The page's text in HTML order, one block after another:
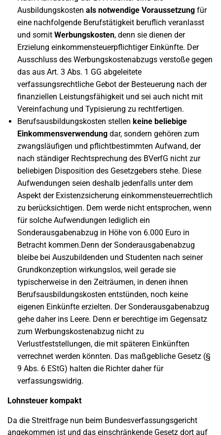
Ausbildungskosten als notwendige Voraussetzung für
eine nachfolgende Berufstätigkeit beruflich veranlasst
und somit Werbungskosten, denn sie dienen der
Erzielung einkommensteuerpflichtiger Einkünfte. Der
Ausschluss des Werbungskostenabzugs verstoße gegen
das aus Art. 3 Abs. 1 GG abgeleitete
verfassungsrechtliche Gebot der Besteuerung nach der
finanziellen Leistungsfähigkeit und sei auch nicht mit
Vereinfachung und Typisierung zu rechtfertigen.
Berufsausbildungskosten stellen keine beliebige
Einkommensverwendung dar, sondern gehören zum
zwangsläufigen und pflichtbestimmten Aufwand, der
nach ständiger Rechtsprechung des BVerfG nicht zur
beliebigen Disposition des Gesetzgebers stehe. Diese
Aufwendungen seien deshalb jedenfalls unter dem
Aspekt der Existenzsicherung einkommensteuerrechtlich
zu berücksichtigen. Dem werde nicht entsprochen, wenn
für solche Aufwendungen lediglich ein
Sonderausgabenabzug in Höhe von 6.000 Euro in
Betracht kommen.Denn der Sonderausgabenabzug
bleibe bei Auszubildenden und Studenten nach seiner
Grundkonzeption wirkungslos, weil gerade sie
typischerweise in den Zeiträumen, in denen ihnen
Berufsausbildungskosten entstünden, noch keine
eigenen Einkünfte erzielten. Der Sonderausgabenabzug
gehe daher ins Leere. Denn er berechtige im Gegensatz
zum Werbungskostenabzug nicht zu
Verlustfeststellungen, die mit späteren Einkünften
verrechnet werden könnten. Das maßgebliche Gesetz (§
9 Abs. 6 EStG) halten die Richter daher für
verfassungswidrig.
Lohnsteuer kompakt
Da die Streitfrage nun beim Bundesverfassungsgericht
angekommen ist und das einschränkende Gesetz dort auf